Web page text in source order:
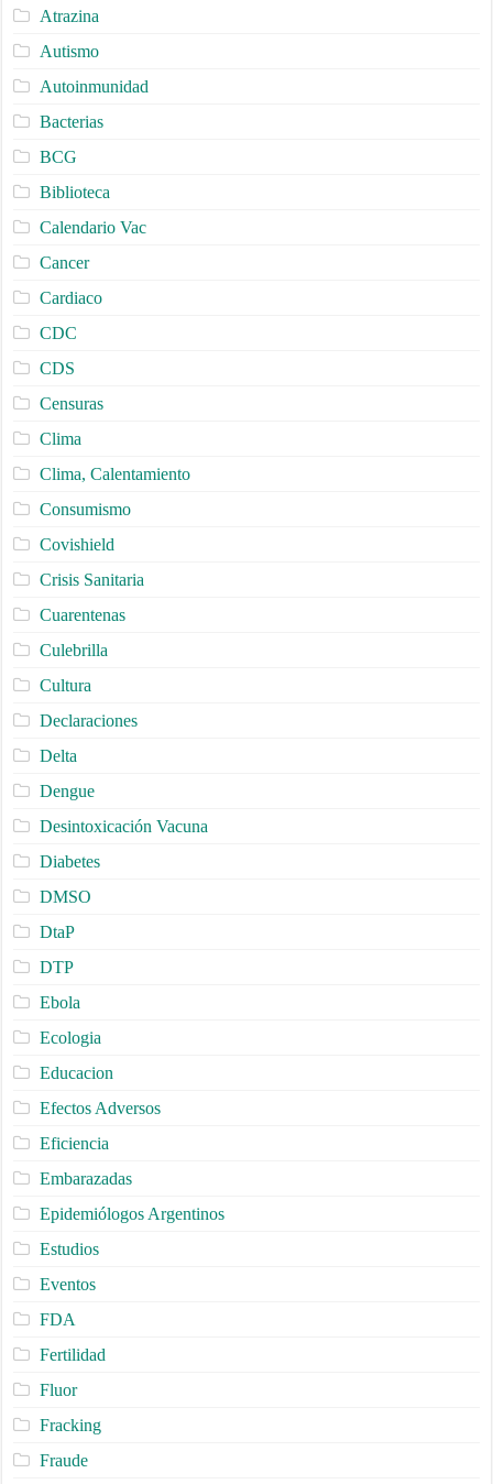
Atrazina
Autismo
Autoinmunidad
Bacterias
BCG
Biblioteca
Calendario Vac
Cancer
Cardiaco
CDC
CDS
Censuras
Clima
Clima, Calentamiento
Consumismo
Covishield
Crisis Sanitaria
Cuarentenas
Culebrilla
Cultura
Declaraciones
Delta
Dengue
Desintoxicación Vacuna
Diabetes
DMSO
DtaP
DTP
Ebola
Ecologia
Educacion
Efectos Adversos
Eficiencia
Embarazadas
Epidemiólogos Argentinos
Estudios
Eventos
FDA
Fertilidad
Fluor
Fracking
Fraude